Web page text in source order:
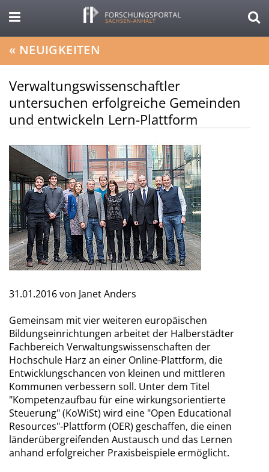
« NEUIGKEITEN
Verwaltungswissenschaftler
untersuchen erfolgreiche Gemeinden
und entwickeln Lern-Plattform
31.01.2016von Janet Anders
Gemeinsam mit vier weiteren europäischen
Bildungseinrichtungen arbeitet der Halberstädter
Fachbereich Verwaltungswissenschaften der
Hochschule Harz an einer Online-Plattform, die
Entwicklungschancen von kleinen und mittleren
Kommunen verbessern soll. Unter dem Titel
"Kompetenzaufbau für eine wirkungsorientierte
Steuerung" (KoWiSt) wird eine "Open Educational
Resources"-Plattform (OER) geschaffen, die einen
länderübergreifenden Austausch und das Lernen
anhand erfolgreicher Praxisbeispiele ermöglicht.